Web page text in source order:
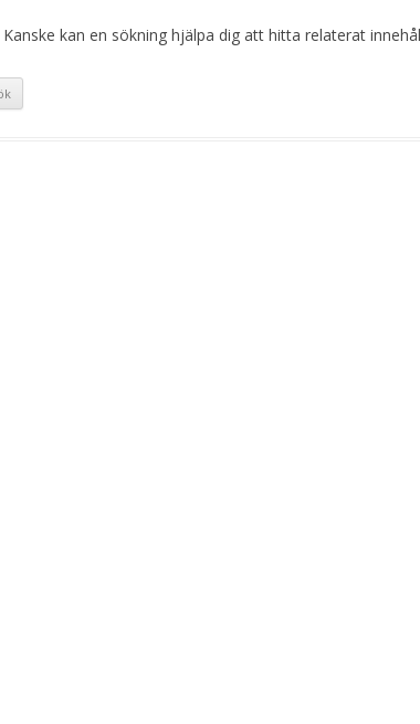
kan en sökning hjälpa dig att hitta relaterat